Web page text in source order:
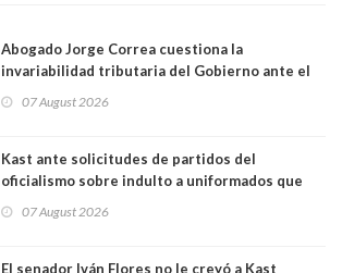
Abogado Jorge Correa cuestiona la
invariabilidad tributaria del Gobierno ante el
democracia” y "defendemos la alternancia en el
07 August 2026
Kast ante solicitudes de partidos del
oficialismo sobre indulto a uniformados que
07 August 2026
El senador Iván Flores no le creyó a Kast